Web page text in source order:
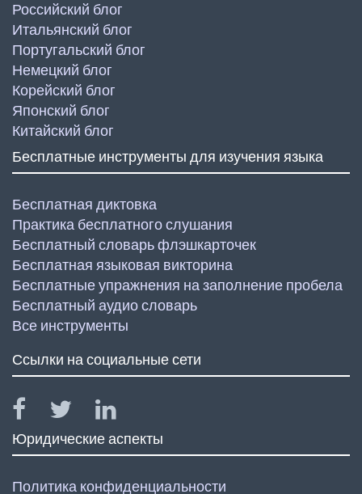
Российский блог
Итальянский блог
Португальский блог
Немецкий блог
Корейский блог
Японский блог
Китайский блог
Бесплатные инструменты для изучения языка
Бесплатная диктовка
Практика бесплатного слушания
Бесплатный словарь флэшкарточек
Бесплатная языковая викторина
Бесплатные упражнения на заполнение пробела
Бесплатный аудио словарь
Все инструменты
Ссылки на социальные сети
Юридические аспекты
Политика конфиденциальности